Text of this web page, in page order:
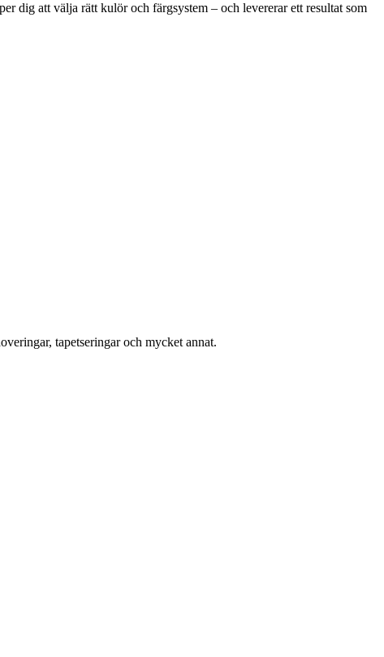
dig att välja rätt kulör och färgsystem – och levererar ett resultat som
tapetseringar och mycket annat.